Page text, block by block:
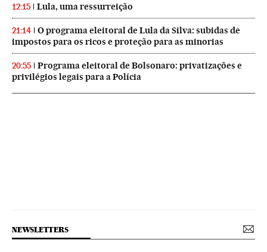
12:15 Lula, uma ressurreição
21:14
O programa eleitoral de Lula da Silva: subidas de
impostos para os ricos e proteção para as minorias
20:55
Programa eleitoral de Bolsonaro: privatizações e
privilégios legais para a Polícia
NEWSLETTERS